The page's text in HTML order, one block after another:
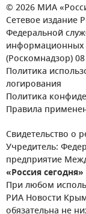
© 2026 МИА
Сетевое издание
Федеральной
информационных
(Роскомнадзор)
Политика
логирования
Политика
Правила
Свидетельство о
Учредитель:
предприятие
«Россия сегодня»
При любом
РИА Новости
обязательна не